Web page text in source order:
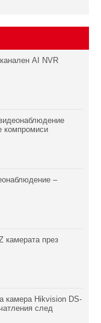
AI NVR
компромиси
–
камерата през
камера Hikvision DS-
след